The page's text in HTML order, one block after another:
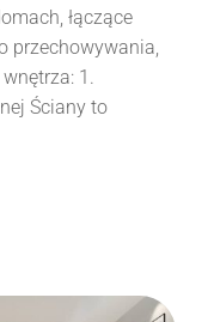
łączące
przechowywania,
1.
Ściany to